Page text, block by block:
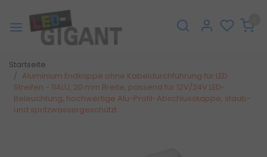
Startseite
Aluminium Endkappe ohne Kabeldurchführung für LED
Streifen - 11ALU, 20 mm Breite, passend für 12V/24V LED-
Beleuchtung, hochwertige Alu-Profil-Abschlusskappe, staub-
und spritzwassergeschützt